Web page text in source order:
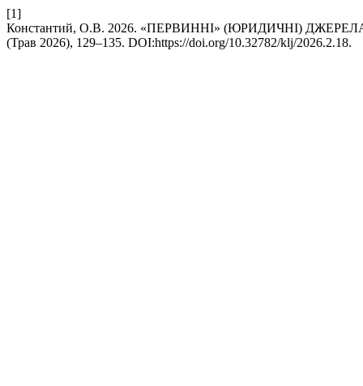
[1]
Константий, О.В. 2026. «ПЕРВИННІ» (ЮРИДИЧНІ)
(Трав 2026), 129–135. DOI:https://doi.org/10.32782/klj/2026.2.18.